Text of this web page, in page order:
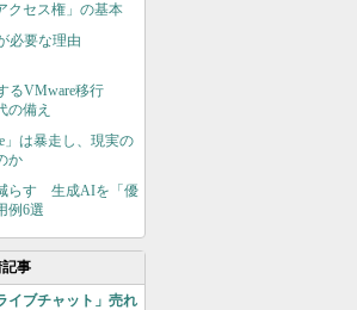
クセス権」の基本
必要な理由
るVMware移行
の備え
」は暴走し、現実の
か
らす 生成AIを「優
例6選
事
イブチャット」売れ